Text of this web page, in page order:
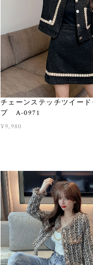
チェーンステッチツイード
プ A-0971
¥9,980